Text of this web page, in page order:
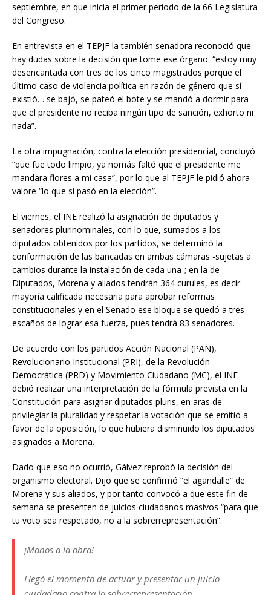
septiembre, en que inicia el primer periodo de la 66 Legislatura
del Congreso.
En entrevista en el TEPJF la también senadora reconoció que
hay dudas sobre la decisión que tome ese órgano: “estoy muy
desencantada con tres de los cinco magistrados porque el
último caso de violencia política en razón de género que sí
existió… se bajó, se pateó el bote y se mandó a dormir para
que el presidente no reciba ningún tipo de sanción, exhorto ni
nada”.
La otra impugnación, contra la elección presidencial, concluyó
“que fue todo limpio, ya nomás faltó que el presidente me
mandara flores a mi casa”, por lo que al TEPJF le pidió ahora
valore “lo que sí pasó en la elección”.
El viernes, el INE realizó la asignación de diputados y
senadores plurinominales, con lo que, sumados a los
diputados obtenidos por los partidos, se determinó la
conformación de las bancadas en ambas cámaras -sujetas a
cambios durante la instalación de cada una-; en la de
Diputados, Morena y aliados tendrán 364 curules, es decir
mayoría calificada necesaria para aprobar reformas
constitucionales y en el Senado ese bloque se quedó a tres
escaños de lograr esa fuerza, pues tendrá 83 senadores.
De acuerdo con los partidos Acción Nacional (PAN),
Revolucionario Institucional (PRI), de la Revolución
Democrática (PRD) y Movimiento Ciudadano (MC), el INE
debió realizar una interpretación de la fórmula prevista en la
Constitución para asignar diputados pluris, en aras de
privilegiar la pluralidad y respetar la votación que se emitió a
favor de la oposición, lo que hubiera disminuido los diputados
asignados a Morena.
Dado que eso no ocurrió, Gálvez reprobó la decisión del
organismo electoral. Dijo que se confirmó “el agandalle” de
Morena y sus aliados, y por tanto convocó a que este fin de
semana se presenten de juicios ciudadanos masivos “para que
tu voto sea respetado, no a la sobrerrepresentación”.
¡Manos a la obra!
Llegó el momento de actuar y presentar un juicio